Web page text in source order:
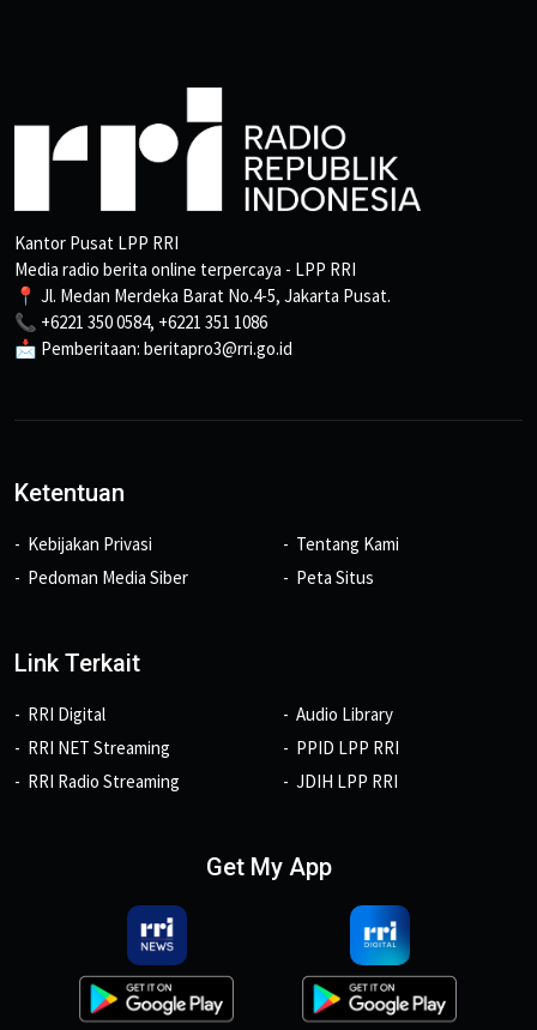
Kantor Pusat LPP RRI
Media radio berita online terpercaya - LPP RRI
📍 Jl. Medan Merdeka Barat No.4-5, Jakarta Pusat.
📞 +6221 350 0584, +6221 351 1086
📩 Pemberitaan: beritapro3@rri.go.id
Ketentuan
Kebijakan Privasi
Pedoman Media Siber
Tentang Kami
Peta Situs
Link Terkait
RRI Digital
RRI NET Streaming
RRI Radio Streaming
Audio Library
PPID LPP RRI
JDIH LPP RRI
Get My App